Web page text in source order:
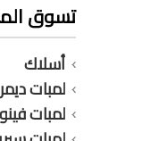
تسوق
أسلاك
لمبات ديمر
لمبات